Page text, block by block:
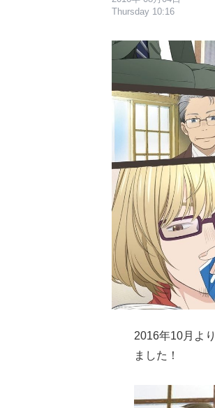
Thursday 10:16
2016年10月よ
ました！